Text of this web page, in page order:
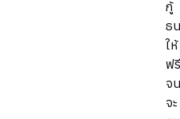
กู้
ธ
ให้
ฟ
จ
จะ